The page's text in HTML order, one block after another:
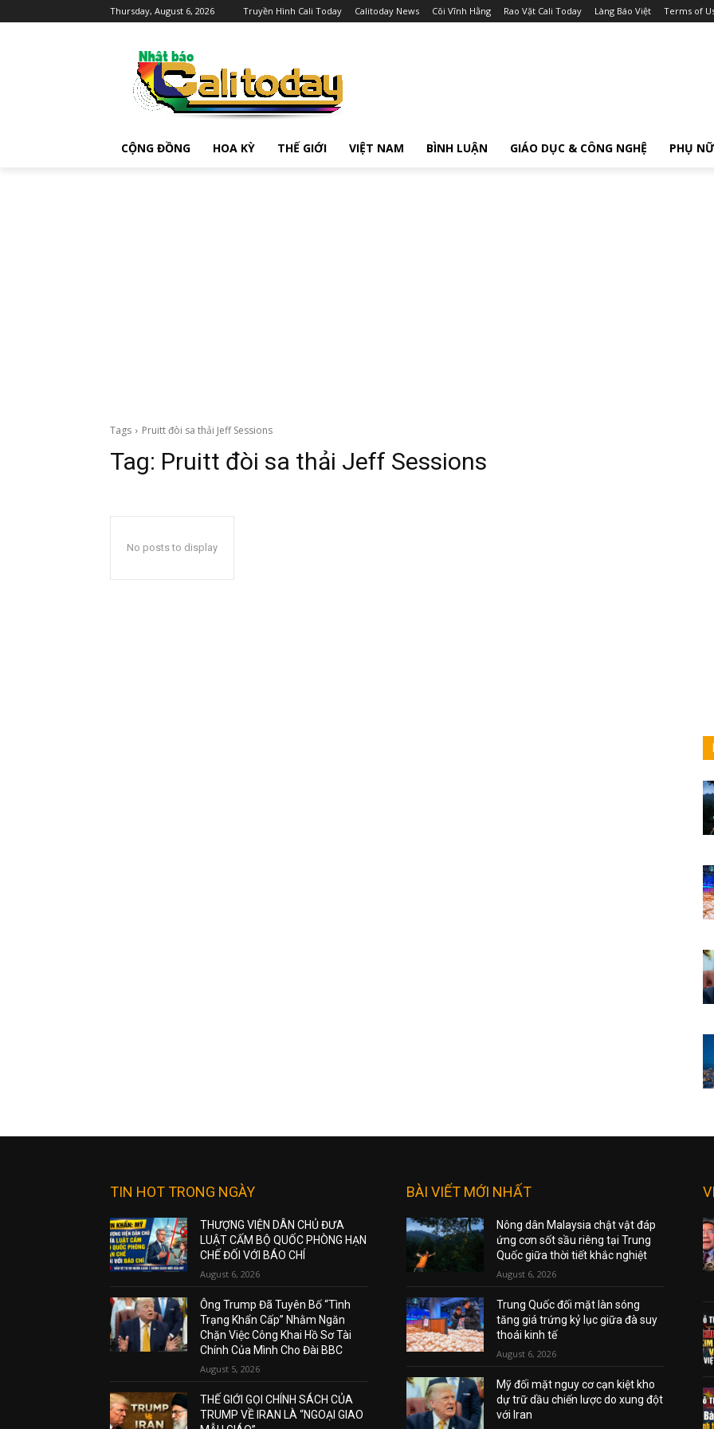
Thursday, August 6, 2026 Truyền Hình Cali Today Calitoday News Cõi Vĩnh Hằng Rao Vặt Cali Today Làng Báo Việt Terms of
CỘNG ĐỒNG HOA KỲ THẾ GIỚI VIỆT NAM BÌNH LUẬN GIÁO DỤC & CÔNG NGHỆ PHỤ NỮ
Tags Pruitt đòi sa thải Jeff Sessions
Tag: Pruitt đòi sa thải Jeff Sessions
No posts to display
TIN HOT TRONG NGÀY
THƯỢNG VIỆN DÂN CHỦ ĐƯA
LUẬT CẤM BỘ QUỐC PHÒNG HẠN
CHẾ ĐỐI VỚI BÁO CHÍ
August 6, 2026
Ông Trump Đã Tuyên Bố “Tình
Trạng Khẩn Cấp” Nhằm Ngăn
Chặn Việc Công Khai Hồ Sơ Tài
Chính Của Mình Cho Đài BBC
August 5, 2026
THẾ GIỚI GỌI CHÍNH SÁCH CỦA
TRUMP VỀ IRAN LÀ “NGOẠI GIAO
BÀI VIẾT MỚI NHẤT
Nông dân Malaysia chật vật đáp
ứng cơn sốt sầu riêng tại Trung
Quốc giữa thời tiết khắc nghiệt
August 6, 2026
Trung Quốc đối mặt làn sóng
tăng giá trứng kỷ lục giữa đà suy
thoái kinh tế
August 6, 2026
Mỹ đối mặt nguy cơ cạn kiệt kho
dự trữ dầu chiến lược do xung đột
với Iran